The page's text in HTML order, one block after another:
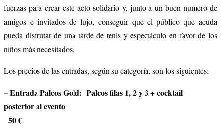
fuerzas para crear este acto solidario y, junto a un buen numero de
amigos e invitados de lujo, conseguir que el público que acuda
pueda disfrutar de una tarde de tenis y espectáculo en favor de los
niños más necesitados.
Los precios de las entradas, según su categoría, son los siguientes:
– Entrada Palcos Gold: Palcos filas 1, 2 y 3 + cocktail
posterior al evento
50 €